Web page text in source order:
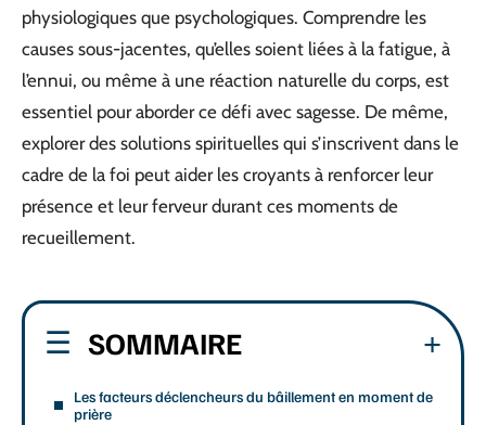
physiologiques que psychologiques. Comprendre les
causes sous-jacentes, qu’elles soient liées à la fatigue, à
l’ennui, ou même à une réaction naturelle du corps, est
essentiel pour aborder ce défi avec sagesse. De même,
explorer des solutions spirituelles qui s’inscrivent dans le
cadre de la foi peut aider les croyants à renforcer leur
présence et leur ferveur durant ces moments de
recueillement.
SOMMAIRE
Les facteurs déclencheurs du bâillement en moment de
prière